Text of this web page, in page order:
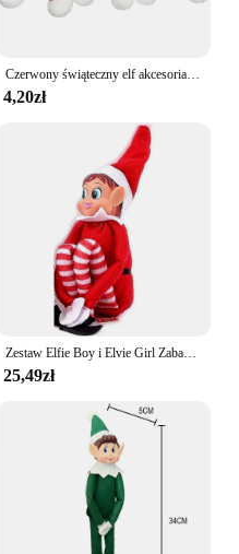
Czerwony świąteczny elf akcesoria dla lalek 2024 prezenty świąteczny stół ozdoby choinkowe dla domu
4,20zł
Zestaw Elfie Boy i Elvie Girl Zabawna i zabawna figurka Elves Behavin' Badly z miękkim ciałem i winylową twarzą - zestaw 2 sztuk, czerwony
25,49zł